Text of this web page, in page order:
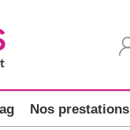
Nos prestations